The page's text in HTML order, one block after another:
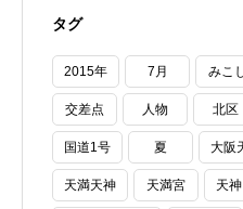
タグ
2015年 7月 みこ
交差点 人物 北区
国道1号 夏 大阪
天満天神 天満宮 天